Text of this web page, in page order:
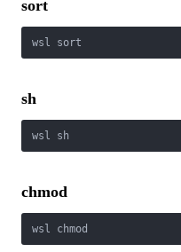
sort
wsl sort
sh
wsl sh
chmod
wsl chmod